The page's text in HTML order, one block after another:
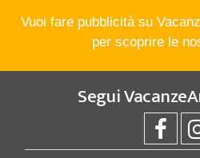
Vuoi fare pubblicità su
per scoprire le
Segui